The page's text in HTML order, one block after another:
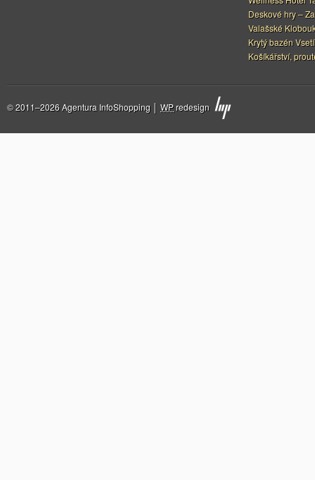
Deskové hry –
Valašské
Krytý bazén
Košíkářství,
© 2011–2026 Agentura InfoShopping │ WPredesign